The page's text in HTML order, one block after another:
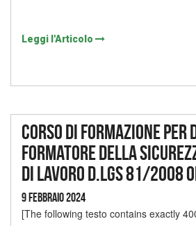
Leggi l'Articolo
Corso di formazione per
formatore della
di lavoro D.lgs 81/2008
9 Febbraio 2024
[The following testo contains exactly